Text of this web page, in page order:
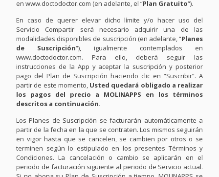
en www.doctodoctor.com (en adelante, el “Plan Gratuito“).
En caso de querer elevar dicho límite y/o hacer uso del
Servicio Compartir será necesario adquirir una de las
modalidades disponibles de suscripción (en adelante, “Planes
de Suscripción“), igualmente contemplados en
www.doctodoctor.com. Para ello, deberá seguir las
instrucciones de la App y aceptar la suscripción y posterior
pago del Plan de Suscripción haciendo clic en “Suscribir”. A
partir de este momento, Usted quedará obligado a realizar
los pagos del precio a MOLINAPPS en los términos
descritos a continuación.
Los Planes de Suscripción se facturarán automáticamente a
partir de la fecha en la que se contraten. Los mismos seguirán
en vigor hasta que se cancelen, se cambien por otros o se
terminen según lo estipulado en los presentes Términos y
Condiciones. La cancelación o cambio se aplicarán en el
periodo de facturación siguiente al periodo de Servicio actual.